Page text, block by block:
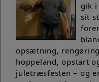
gik i
sit
opsætning,
hoppeland, opstart
juletræsfesten – og